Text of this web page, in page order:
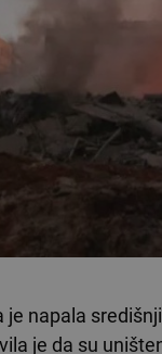
napala
je da su